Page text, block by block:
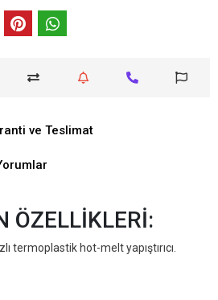
ve Teslimat
ÖZELLİKLERİ:
termoplastik hot-melt yapıştırıcı.